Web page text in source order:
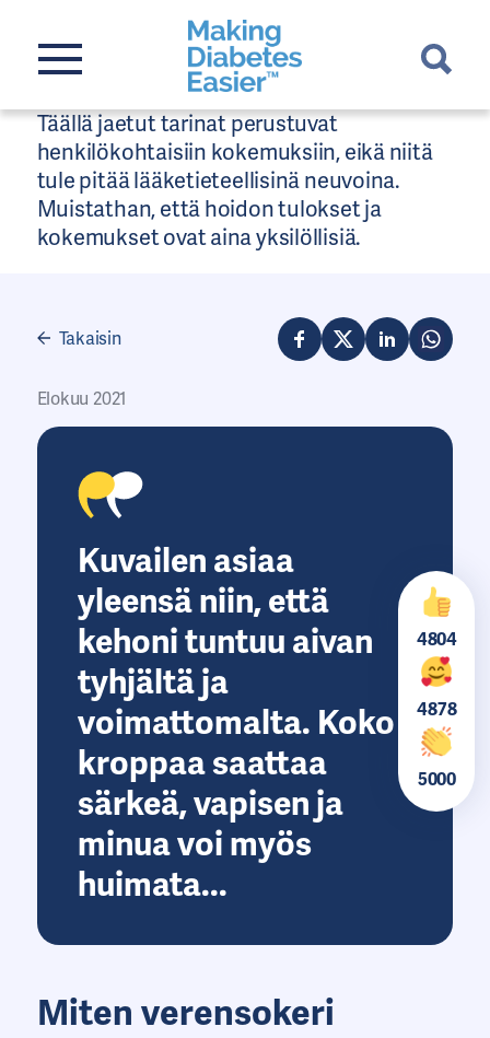
Täällä jaetut tarinat perustuvat
henkilökohtaisiin kokemuksiin, eikä niitä
tule pitää lääketieteellisinä neuvoina.
Muistathan, että hoidon tulokset ja
kokemukset ovat aina yksilöllisiä.
Takaisin
4804
4878
5000
Elokuu 2021
Kuvailen asiaa
yleensä niin, että
kehoni tuntuu aivan
tyhjältä ja
voimattomalta. Koko
kroppaa saattaa
särkeä, vapisen ja
minua voi myös
huimata...
Miten verensokeri